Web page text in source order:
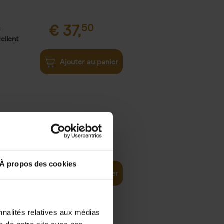
À propos des cookies
relatives aux médias
€ 37,50
Ajouter au panier
world 29,99
Ajouter au panier